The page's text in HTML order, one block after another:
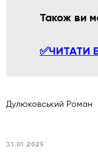
Також ви
✅ЧИТАТИ
Дулюковський Роман
31.01.2025